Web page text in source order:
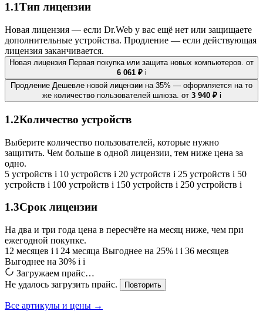
1.1Тип лицензии
Новая лицензия — если Dr.Web у вас ещё нет или защищаете
дополнительные устройства. Продление — если действующая
лицензия заканчивается.
Новая лицензия Первая покупка или защита новых компьютеров. от
6 061 ₽ i
Продление Дешевле новой лицензии на 35% — оформляется на то
же количество пользователей шлюза. от 3 940 ₽ i
1.2Количество устройств
Выберите количество пользователей, которые нужно
защитить. Чем больше в одной лицензии, тем ниже цена за
одно.
5 устройств i 10 устройств i 20 устройств i 25 устройств i 50
устройств i 100 устройств i 150 устройств i 250 устройств i
1.3Срок лицензии
На два и три года цена в пересчёте на месяц ниже, чем при
ежегодной покупке.
12 месяцев i i 24 месяца Выгоднее на 25% i i 36 месяцев
Выгоднее на 30% i i
Загружаем прайс…
Не удалось загрузить прайс.
Повторить
Все артикулы и цены →